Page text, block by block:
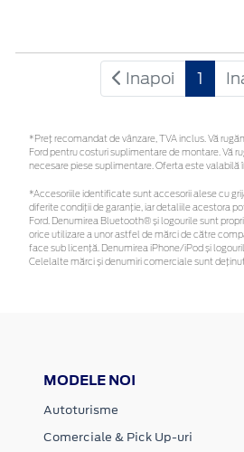
Inapoi 1
*Preţ recomandat de vânzare, TVA inclus. Vă
Ford pentru costuri suplimentare de montare. Vă
necesare piese suplimentare. Oferta este valabilă
*Accesoriile identificate sunt accesorii alese cu
diferite condiții de garanție, iar detaliile acestora
Ford. Denumirea Bluetooth® și logourile sunt
orice utilizare a unor astfel de mărci de către
face sub licență. Denumirea iPhone/iPod și
Celelalte mărci și denumiri comerciale sunt
MODELE NOI
Autoturisme
Comerciale & Pick Up-uri